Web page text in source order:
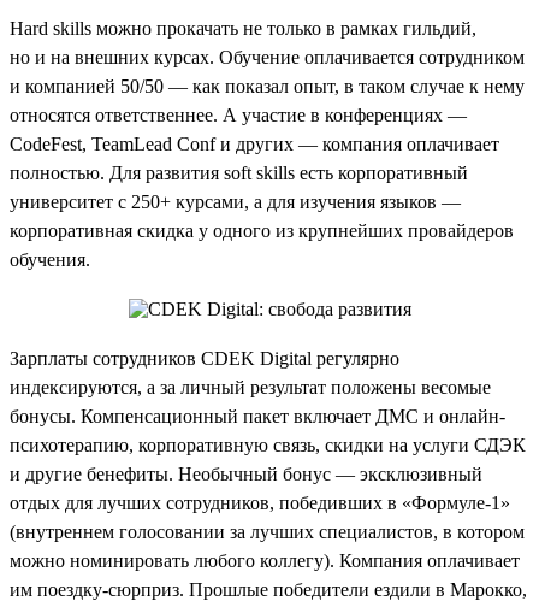
Hard skills можно прокачать не только в рамках гильдий,
но и на внешних курсах. Обучение оплачивается сотрудником
и компанией 50/50 — как показал опыт, в таком случае к нему
относятся ответственнее. А участие в конференциях —
CodeFest, TeamLead Conf и других — компания оплачивает
полностью. Для развития soft skills есть корпоративный
университет с 250+ курсами, а для изучения языков —
корпоративная скидка у одного из крупнейших провайдеров
обучения.
Зарплаты сотрудников CDEK Digital регулярно
индексируются, а за личный результат положены весомые
бонусы. Компенсационный пакет включает ДМС и онлайн-
психотерапию, корпоративную связь, скидки на услуги СДЭК
и другие бенефиты. Необычный бонус — эксклюзивный
отдых для лучших сотрудников, победивших в «Формуле-1»
(внутреннем голосовании за лучших специалистов, в котором
можно номинировать любого коллегу). Компания оплачивает
им поездку-сюрприз. Прошлые победители ездили в Марокко,